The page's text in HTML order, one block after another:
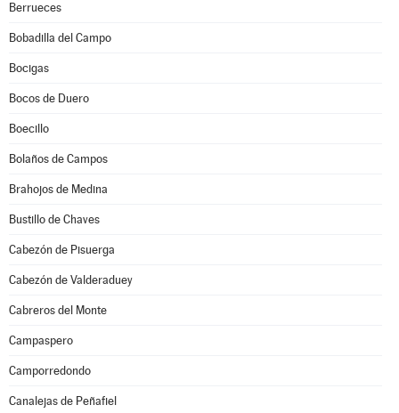
Berrueces
Bobadilla del Campo
Bocigas
Bocos de Duero
Boecillo
Bolaños de Campos
Brahojos de Medina
Bustillo de Chaves
Cabezón de Pisuerga
Cabezón de Valderaduey
Cabreros del Monte
Campaspero
Camporredondo
Canalejas de Peñafiel